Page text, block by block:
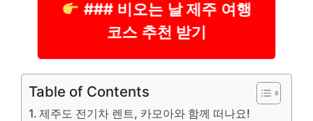
### 비오는 날 제주 여행
코스 추천 받기
Table of Contents
제주도 전기차 렌트, 카모아와 함께 떠나요!